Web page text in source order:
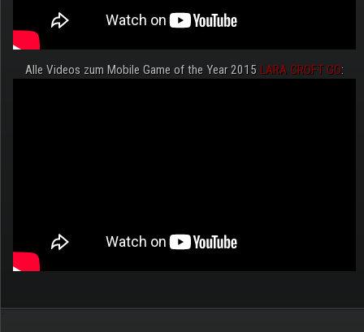
Alle Videos zum Mobile Game of the Year 2015 LARA CROFT GO:
.